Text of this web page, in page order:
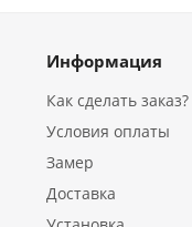
Информация
Как сделать заказ?
Условия оплаты
Замер
Доставка